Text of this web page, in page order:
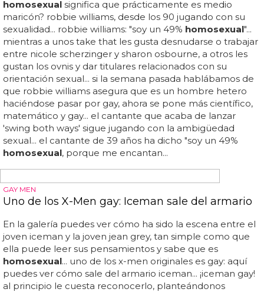
refiere a que los gays y lesbianas llevan un estilo de vida
más saludable, y más con niños? ¿nos cuidamos más que
los heterosexuales? como en todos los casos, habrá de
todo, pero por lo menos vamos destruyendo el mito de
que el niño crece infeliz... cada vez hay más y más
estudios sobre estilos de vida diferentes a lo que antes se
consideraba "normal"...
¿MEDIO MARICÓN?
Robbie Williams: "soy un 49% homosexual"